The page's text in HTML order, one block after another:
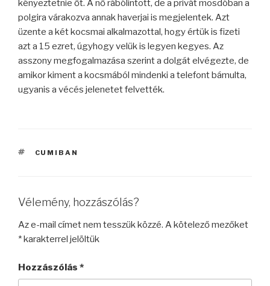
kényeztetnie őt. A nő rábólintott, de a privát mosdóban a
polgira várakozva annak haverjai is megjelentek. Azt
üzente a két kocsmai alkalmazottal, hogy értük is fizeti
azt a 15 ezret, úgyhogy velük is legyen kegyes. Az
asszony megfogalmazása szerint a dolgát elvégezte, de
amikor kiment a kocsmából mindenki a telefont bámulta,
ugyanis a vécés jelenetet felvették.
CÍMKÉK
CUMIBAN
Vélemény, hozzászólás?
Az e-mail címet nem tesszük közzé. A kötelező mezőket
* karakterrel jelöltük
Hozzászólás *